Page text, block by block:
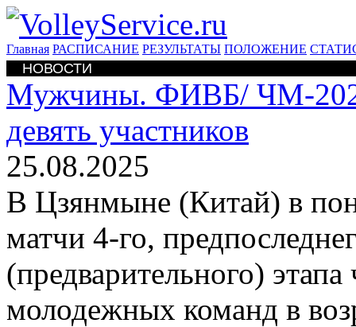
Главная РАСПИСАНИЕ РЕЗУЛЬТАТЫ ПОЛОЖЕНИЕ
НОВОСТИ
Мужчины. ФИВБ/ ЧМ-
девять участников
25.08.2025
В Цзянмыне (Китай) в
матчи 4-го,
(предварительного)
молодежных команд в